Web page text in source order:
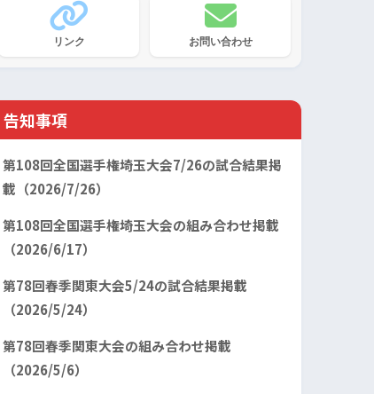
リンク お問い合わせ
告知事項
第108回全国選手権埼玉大会7/26の試合結果掲
載（2026/7/26）
第108回全国選手権埼玉大会の組み合わせ掲載
（2026/6/17）
第78回春季関東大会5/24の試合結果掲載
（2026/5/24）
第78回春季関東大会の組み合わせ掲載
（2026/5/6）